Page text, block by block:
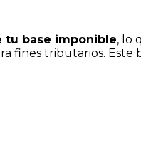
tu base imponible, lo
fines tributarios.